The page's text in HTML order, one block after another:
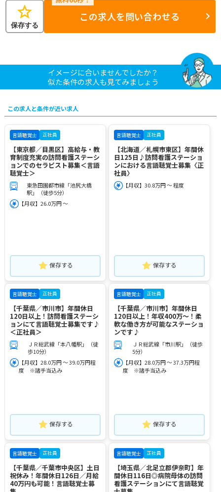
star
保存する
この求人を問い合わせる
イメージに合いませんでしたか？
似た条件の求人も見てみましょう
この求人と条件が近い求人
言語聴覚士 正社員
【東京都／目黒区】高給与・教
育制度充実の訪問看護ステーシ
ョンでのセラピスト募集＜言語
聴覚士＞
東急田園都市線「池尻大橋
駅」（徒歩5分）
【月収】26.0万円 ～
保存する
言語聴覚士 正社員
【北海道／札幌市東区】年間休
日125日♪訪問看護ステーショ
ンにおける言語聴覚士募集〈正
社員〉
【月収】30.8万円 ～ 程度
保存する
言語聴覚士 正社員
【千葉県／市川市】年間休日
120日以上！訪問看護ステーシ
ョンにて言語聴覚士募集です♪
＜正社員＞
ＪＲ総武線「本八幡駅」（徒
歩10分）
【月収】28.0万円 ～ 39.0万円程
度 ※諸手当込み
保存する
言語聴覚士 正社員
【千葉県／市川市】年間休日
120日以上！年収400万～！柔
軟な働き方が可能なステーショ
ンです♪
ＪＲ総武線「市川駅」（徒歩
5分）
【月収】28.0万円 ～ 37.3万円程
度 ※諸手当込み
保存する
言語聴覚士 正社員
【千葉県／千葉市中央区】土日
祝休み！年間休日126日／月給
40万円も可能！言語聴覚士募
言語聴覚士 正社員
【埼玉県／北足立郡伊奈町】年
間休日116日◎病院母体の訪問
看護ステーションにて言語聴覚